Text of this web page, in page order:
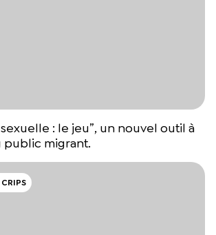
: le jeu”, un nouvel outil à
migrant.